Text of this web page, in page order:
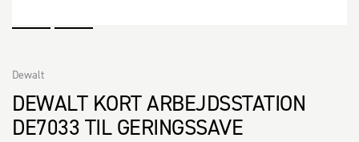
DEWALT KORT ARBEJDSSTATION
DE7033 TIL GERINGSSAVE
Dewalt